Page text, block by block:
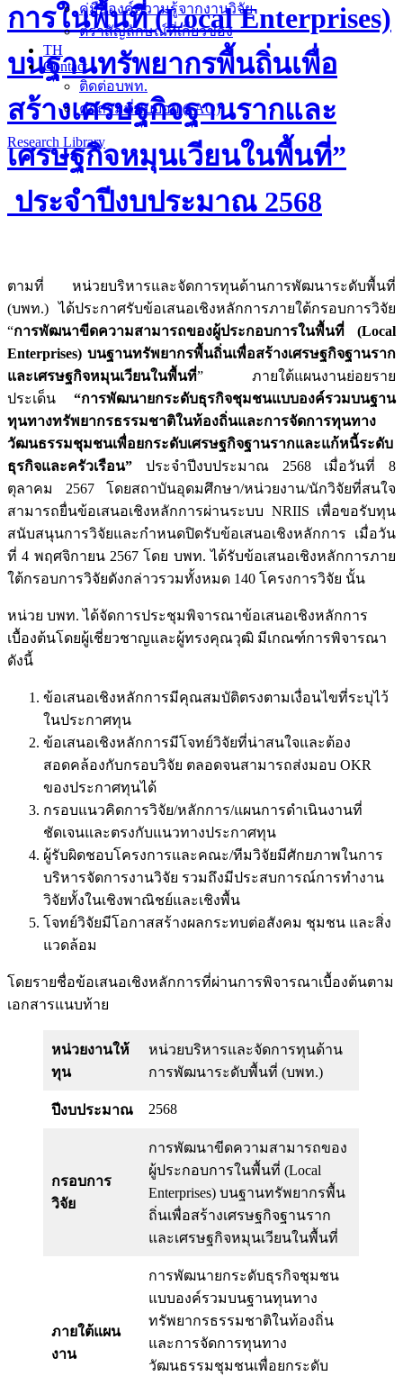
คู่มือองค์ความรู้จากงานวิจัย
ตราสัญลักษณ์ที่เกี่ยวข้อง
TH
Contact
ติดต่อบพท.
คำถามที่พบบ่อย (FAQ)
Research Library
การในพื้นที่ (Local Enterprises)
บนฐานทรัพยากรพื้นถิ่นเพื่อ
สร้างเศรษฐกิจฐานรากและ
เศรษฐกิจหมุนเวียนในพื้นที่”
ประจำปีงบประมาณ 2568
ตามที่ หน่วยบริหารและจัดการทุนด้านการพัฒนาระดับพื้นที่
(บพท.) ได้ประกาศรับข้อเสนอเชิงหลักการภายใต้กรอบการวิจัย
“การพัฒนาขีดความสามารถของผู้ประกอบการในพื้นที่ (Local
Enterprises) บนฐานทรัพยากรพื้นถิ่นเพื่อสร้างเศรษฐกิจฐานราก
และเศรษฐกิจหมุนเวียนในพื้นที่” ภายใต้แผนงานย่อยราย
ประเด็น “การพัฒนายกระดับธุรกิจชุมชนแบบองค์รวมบนฐาน
ทุนทางทรัพยากรธรรมชาติในท้องถิ่นและการจัดการทุนทาง
วัฒนธรรมชุมชนเพื่อยกระดับเศรษฐกิจฐานรากและแก้หนี้ระดับ
ธุรกิจและครัวเรือน”
ประจำปีงบประมาณ 2568 เมื่อวันที่ 8
ตุลาคม 2567 โดยสถาบันอุดมศึกษา/หน่วยงาน/นักวิจัยที่สนใจ
สามารถยื่นข้อเสนอเชิงหลักการผ่านระบบ NRIIS เพื่อขอรับทุน
สนับสนุนการวิจัยและกำหนดปิดรับข้อเสนอเชิงหลักการ เมื่อวัน
ที่ 4 พฤศจิกายน 2567 โดย บพท. ได้รับข้อเสนอเชิงหลักการภาย
ใต้กรอบการวิจัยดังกล่าวรวมทั้งหมด 140 โครงการวิจัย นั้น
หน่วย บพท. ได้จัดการประชุมพิจารณาข้อเสนอเชิงหลักการ
เบื้องต้นโดยผู้เชี่ยวชาญและผู้ทรงคุณวุฒิ มีเกณฑ์การพิจารณา
ดังนี้
ข้อเสนอเชิงหลักการมีคุณสมบัติตรงตามเงื่อนไขที่ระบุไว้
ในประกาศทุน
ข้อเสนอเชิงหลักการมีโจทย์วิจัยที่น่าสนใจและต้อง
สอดคล้องกับกรอบวิจัย ตลอดจนสามารถส่งมอบ OKR
ของประกาศทุนได้
กรอบแนวคิดการวิจัย/หลักการ/แผนการดำเนินงานที่
ชัดเจนและตรงกับแนวทางประกาศทุน
ผู้รับผิดชอบโครงการและคณะ/ทีมวิจัยมีศักยภาพในการ
บริหารจัดการงานวิจัย รวมถึงมีประสบการณ์การทำงาน
วิจัยทั้งในเชิงพาณิชย์และเชิงพื้น
โจทย์วิจัยมีโอกาสสร้างผลกระทบต่อสังคม ชุมชน และสิ่ง
แวดล้อม
โดยรายชื่อข้อเสนอเชิงหลักการที่ผ่านการพิจารณาเบื้องต้นตาม
เอกสารแนบท้าย
หน่วยงานให้
ทุน
หน่วยบริหารและจัดการทุนด้าน
การพัฒนาระดับพื้นที่ (บพท.)
ปีงบประมาณ 2568
กรอบการ
วิจัย
การพัฒนาขีดความสามารถของ
ผู้ประกอบการในพื้นที่ (Local
Enterprises) บนฐานทรัพยากรพื้น
ถิ่นเพื่อสร้างเศรษฐกิจฐานราก
และเศรษฐกิจหมุนเวียนในพื้นที่
ภายใต้แผน
งาน
การพัฒนายกระดับธุรกิจชุมชน
แบบองค์รวมบนฐานทุนทาง
ทรัพยากรธรรมชาติในท้องถิ่น
และการจัดการทุนทาง
วัฒนธรรมชุมชนเพื่อยกระดับ